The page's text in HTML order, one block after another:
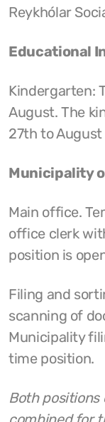
Reykhólar
Educational
Kindergarten:
August. The
27th to
Municipality
Main office.
office clerk
position is
Filing and
scanning of
Municipality
time position.
Both positions